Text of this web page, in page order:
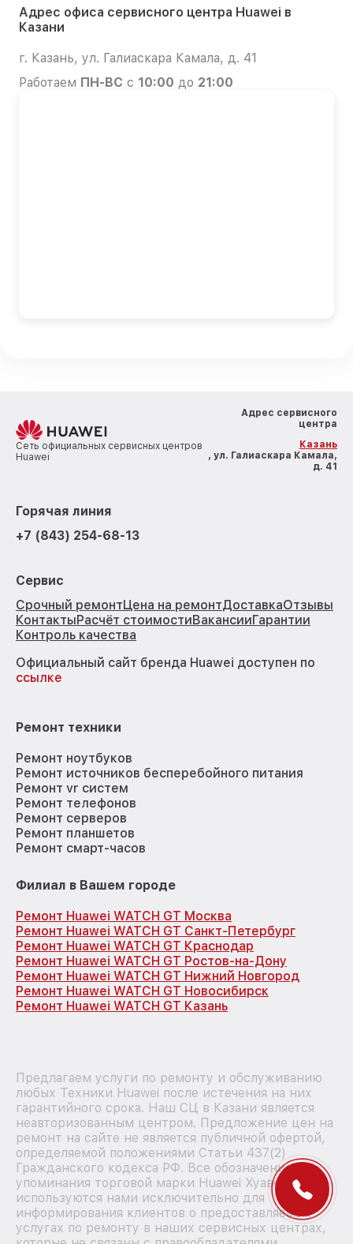
Адрес офиса сервисного центра Huawei в
Казани
г. Казань, ул. Галиаскара Камала, д. 41
Работаем ПН-ВС с 10:00 до 21:00
Сеть официальных сервисных центров
Huawei
Адрес сервисного
центра
Казань
, ул. Галиаскара Камала,
д. 41
Горячая линия
+7 (843) 254-68-13
Сервис
Срочный ремонтЦена на ремонтДоставкаОтзывы
КонтактыРасчёт стоимостиВакансииГарантии
Контроль качества
Официальный сайт бренда Huawei доступен по
ссылке
Ремонт техники
Ремонт ноутбуков
Ремонт источников бесперебойного питания
Ремонт vr систем
Ремонт телефонов
Ремонт серверов
Ремонт планшетов
Ремонт смарт-часов
Филиал в Вашем городе
Ремонт Huawei WATCH GT Москва
Ремонт Huawei WATCH GT Санкт-Петербург
Ремонт Huawei WATCH GT Краснодар
Ремонт Huawei WATCH GT Ростов-на-Дону
Ремонт Huawei WATCH GT Нижний Новгород
Ремонт Huawei WATCH GT Новосибирск
Ремонт Huawei WATCH GT Казань
Предлагаем услуги по ремонту и обслуживанию
любых Техники Huawei после истечения на них
гарантийного срока. Наш СЦ в Казани является
неавторизованным центром. Предложение цен на
ремонт на сайте не является публичной офертой,
определяемой положениями Статьи 437(2)
Гражданского кодекса РФ. Все обозначения и
упоминания торговой марки Huawei Хуавей
используются нами исключительно для
информирования клиентов о предоставляемых
услугах по ремонту в наших сервисных центрах,